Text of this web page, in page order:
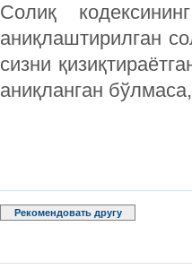
Солиқ
аниқлаштирилган
сизни
аниқланган
Рекомендовать другу